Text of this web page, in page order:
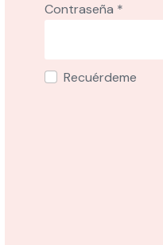
Contraseña *
Recuérdeme